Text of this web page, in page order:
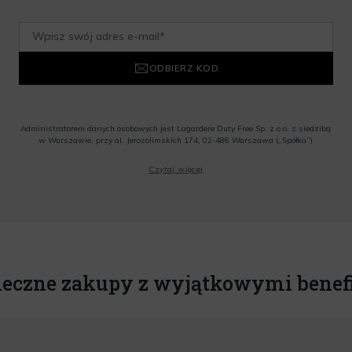
ODBIERZ KOD
Administratorem danych osobowych jest Lagardere Duty Free Sp. z o.o. z siedzibą
w Warszawie, przy al. Jerozolimskich 174, 02-486 Warszawa („Spółka”)
o.o. informacji handlowych, w tym newslettera, informacji o promocjach i
Czytaj więcej
zakupy z wyjątkowymi